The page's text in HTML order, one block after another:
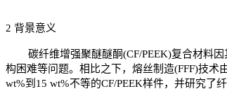
2 背景意义
碳纤维增强聚醚醚酮(CF/PEEK)复合材料
构困难等问题。相比之下，熔丝制造(FFF)技术
wt%到 15 wt%不等的CF/PEEK样件，并研究了